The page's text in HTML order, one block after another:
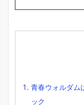
青春ウォルダム
ック